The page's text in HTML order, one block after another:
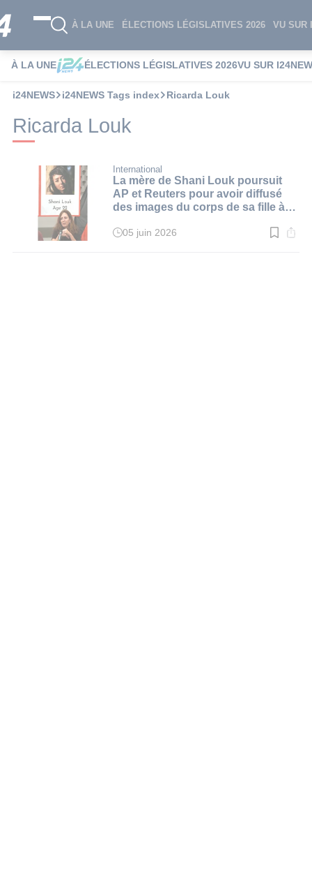
À LA UNE ÉLECTIONS LÉGISLATIVES 2026 VU SUR
À LA UNE ÉLECTIONS LÉGISLATIVES 2026VU SUR
i24NEWS i24NEWS Tags index Ricarda Louk
Ricarda Louk
International
La mère de Shani Louk poursuit
AP et Reuters pour avoir diffusé
des images du corps de sa fille à
Temps
05 juin 2026